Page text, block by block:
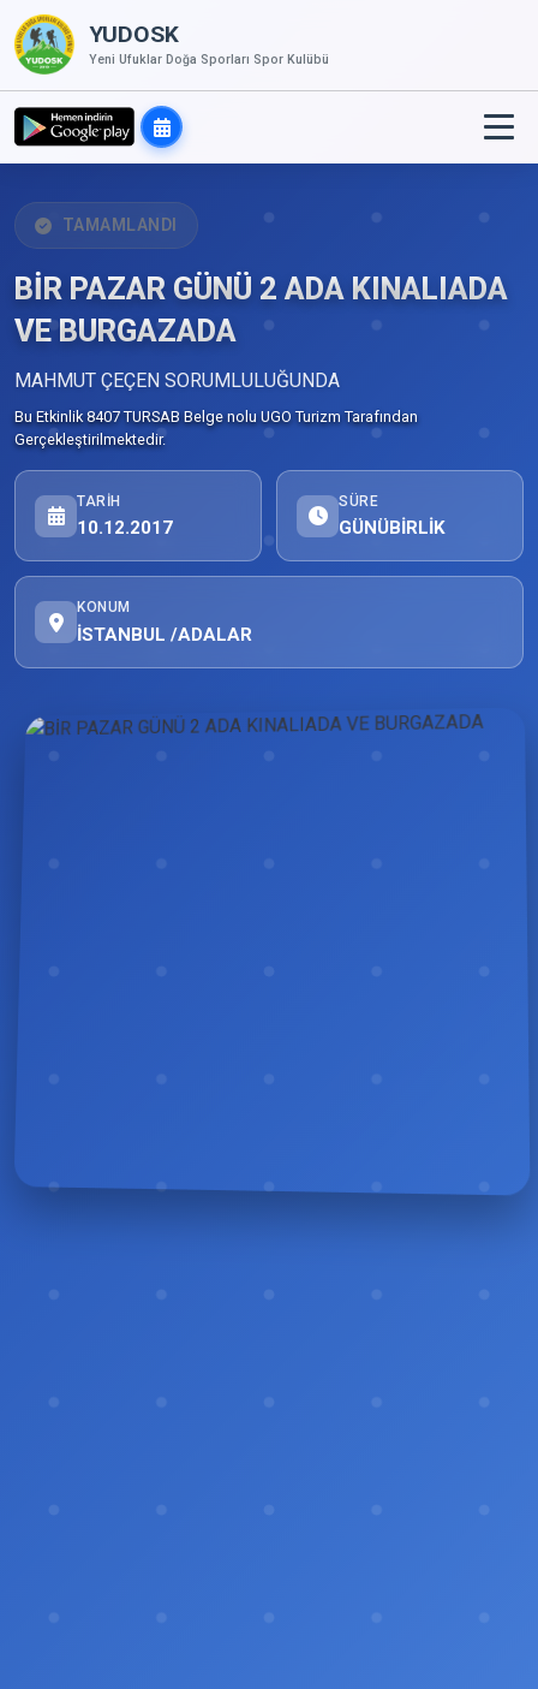
YUDOSK
Yeni Ufuklar Doğa Sporları Spor Kulübü
TAMAMLANDI
BİR PAZAR GÜNÜ 2 ADA KINALIADA
VE BURGAZADA
MAHMUT ÇEÇEN SORUMLULUĞUNDA
Bu Etkinlik 8407 TURSAB Belge nolu UGO Turizm Tarafından
Gerçekleştirilmektedir.
TARIH
10.12.2017
SÜRE
GÜNÜBİRLİK
KONUM
İSTANBUL /ADALAR